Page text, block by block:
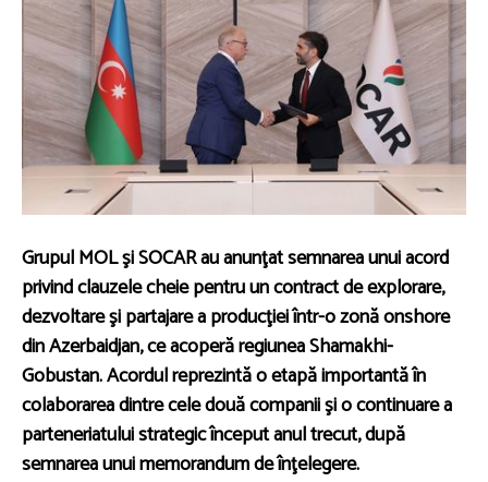
Grupul MOL şi SOCAR au anunţat semnarea unui acord
privind clauzele cheie pentru un contract de explorare,
dezvoltare şi partajare a producţiei într-o zonă onshore
din Azerbaidjan, ce acoperă regiunea Shamakhi-
Gobustan. Acordul reprezintă o etapă importantă în
colaborarea dintre cele două companii şi o continuare a
parteneriatului strategic început anul trecut, după
semnarea unui memorandum de înţelegere.